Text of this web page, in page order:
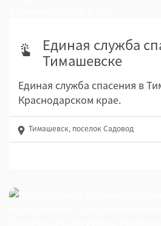
Единая служба
Тимашевске
Единая служба спасения в
Краснодарском крае.
Тимашевск, поселок Садовод